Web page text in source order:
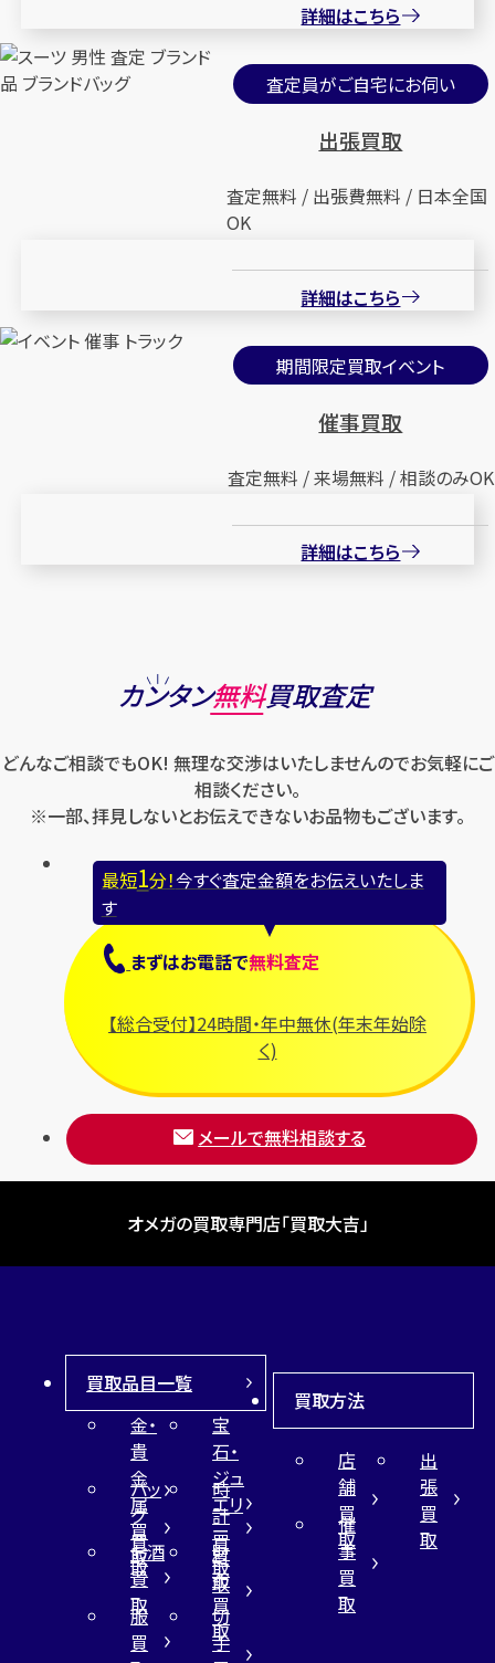
詳細はこちら
査定員がご自宅にお伺い
出張買取
査定無料 / 出張費無料 / 日本全国
OK
詳細はこちら
期間限定買取イベント
催事買取
査定無料 / 来場無料 / 相談のみOK
詳細はこちら
カンタン無料買取査定
どんなご相談でもOK! 無理な交渉はいたしませんのでお気軽にご
相談ください。
※一部、拝見しないとお伝えできないお品物もございます。
最短1分！今すぐ査定金額をお伝えいたしま
す
まずはお電話で無料査定
【総合受付】24時間・年中無休(年末年始除
く)
メールで無料相談する
オメガの買取専門店「買取大吉」
買取品目一覧
金・
貴
金
属
買
取
宝
石・
ジュ
エリ
ー
買
取
バッ
グ
買
取
時
計
買
取
お酒
買
取
財
布
買
取
服
買
切
手
買取方法
店
舗
買
取
出
張
買
取
催
事
買
取